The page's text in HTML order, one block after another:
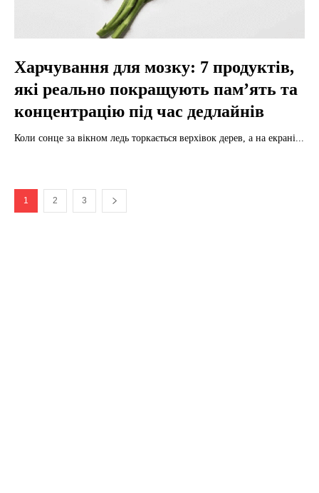
Харчування для мозку: 7 продуктів,
які реально покращують пам’ять та
концентрацію під час дедлайнів
Коли сонце за вікном ледь торкається верхівок дерев, а на екрані...
1 2 3